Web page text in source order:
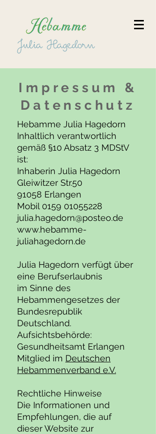
Impressum &
Datenschutz
Hebamme Julia Hagedorn
Inhaltlich verantwortlich
gemäß §10 Absatz 3 MDStV
ist:
Inhaberin Julia Hagedorn
Gleiwitzer Str.50
91058 Erlangen
Mobil 0159 01055228
julia.hagedorn@posteo.de
www.hebamme-
juliahagedorn.de
Julia Hagedorn verfügt über
eine Berufserlaubnis
im Sinne des
Hebammengesetzes der
Bundesrepublik
Deutschland.
Aufsichtsbehörde:
Gesundheitsamt Erlangen
Mitglied im Deutschen
Hebammenverband e.V.
Rechtliche Hinweise
Die Informationen und
Empfehlungen, die auf
dieser Website zur